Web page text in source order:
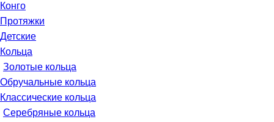
Конго
Протяжки
Детские
Кольца
Золотые кольца
Обручальные кольца
Классические кольца
Серебряные кольца